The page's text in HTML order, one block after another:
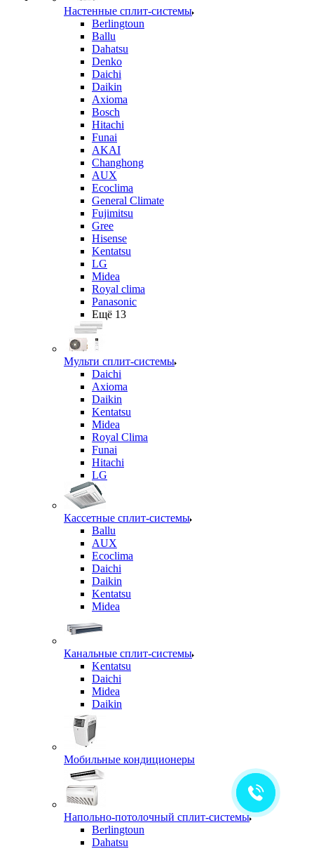
Настенные сплит-системы
Berlingtoun
Ballu
Dahatsu
Denko
Daichi
Daikin
Axioma
Bosch
Hitachi
Funai
AKAI
Changhong
AUX
Ecoclima
General Climate
Fujimitsu
Gree
Hisense
Kentatsu
LG
Midea
Royal clima
Panasonic
Ещё 13
Мульти сплит-системы
Daichi
Axioma
Daikin
Kentatsu
Midea
Royal Clima
Funai
Hitachi
LG
Кассетные сплит-системы
Ballu
AUX
Ecoclima
Daichi
Daikin
Kentatsu
Midea
Канальные сплит-системы
Kentatsu
Daichi
Midea
Daikin
Мобильные кондиционеры
Напольно-потолочный сплит-системы
Berlingtoun
Dahatsu